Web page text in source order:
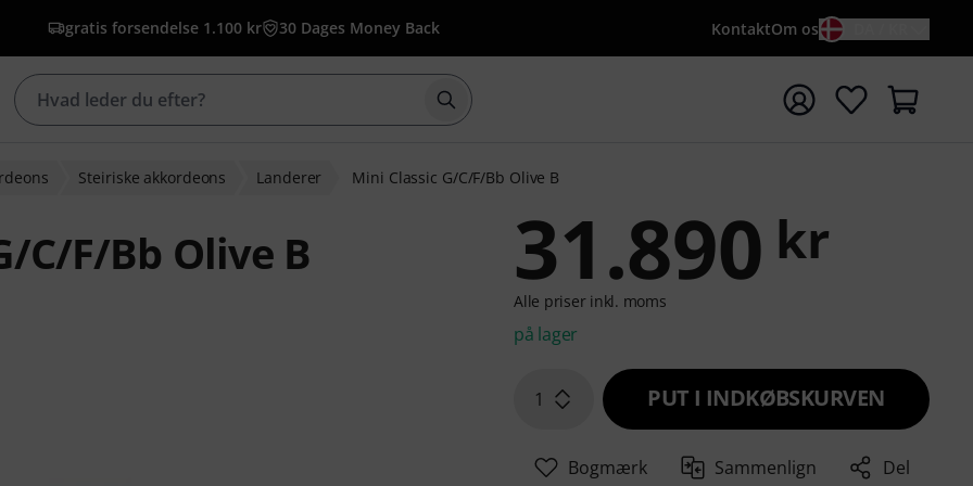
gratis forsendelse 1.100 kr 30 Dages Money Back KontaktOm os
Start søgning med søgeord {searchTerm}
Steiriske akkordeons Landerer Mini Classic G/C/F/Bb Olive B
C/F/Bb Olive B 31.890 kr
Alle priser inkl. moms
på lager
1 PUT I INDKØBSKURVEN
Bogmærk Sammenlign Del